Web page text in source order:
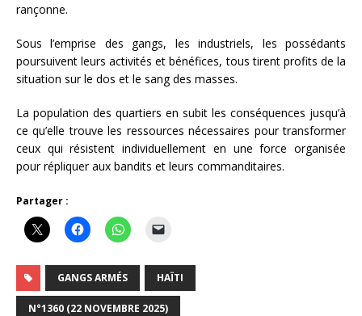
rançonne.
Sous l’emprise des gangs, les industriels, les possédants
poursuivent leurs activités et bénéfices, tous tirent profits de la
situation sur le dos et le sang des masses.
La population des quartiers en subit les conséquences jusqu’à
ce qu’elle trouve les ressources nécessaires pour transformer
ceux qui résistent individuellement en une force organisée
pour répliquer aux bandits et leurs commanditaires.
Partager :
GANGS ARMÉS HAÏTI
N°1360 (22 NOVEMBRE 2025)